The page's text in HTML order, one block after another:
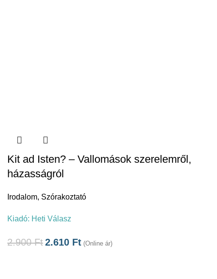
Kit ad Isten? – Vallomások szerelemről,
házasságról
Irodalom, Szórakoztató
Kiadó: Heti Válasz
2.900Ft2.610 Ft (Online ár)